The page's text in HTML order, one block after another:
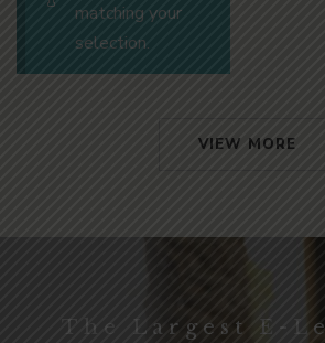
matching your
selection.
VIEW MORE
The Largest E-